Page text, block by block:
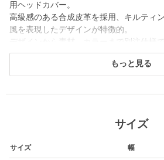
用ヘッドカバー。
高級感のある合成皮革を採用、キルティ
風を表現したデザインが特徴的。
＜TaylorMade(テーラーメイド)＞
創業者であるゲーリーアダムスによるメ
アパレルおよびアクセサリーなど幅広い
もっと見る
サイズ
サイズ 幅